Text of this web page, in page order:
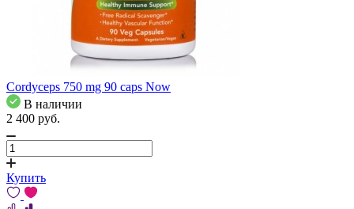
Cordyceps 750 mg 90 caps Now
В наличии
2 400 pуб.
Купить